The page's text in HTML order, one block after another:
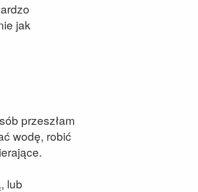
jak
przeszłam
wodę, robić
lub